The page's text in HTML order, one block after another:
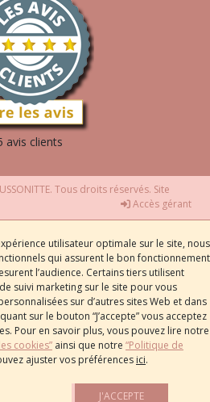
avis clients
Tous droits réservés. Site
Accès gérant
utilisateur optimale sur le site, nous
qui assurent le bon fonctionnement
l’audience. Certains tiers utilisent
suivi marketing sur le site pour vous
sur d’autres sites Web et dans
sur le bouton “J’accepte” vous acceptez
Pour en savoir plus, vous pouvez lire notre
cookies” ainsi que notre “Politique de
ajuster vos préférences ici.
J'ACCEPTE